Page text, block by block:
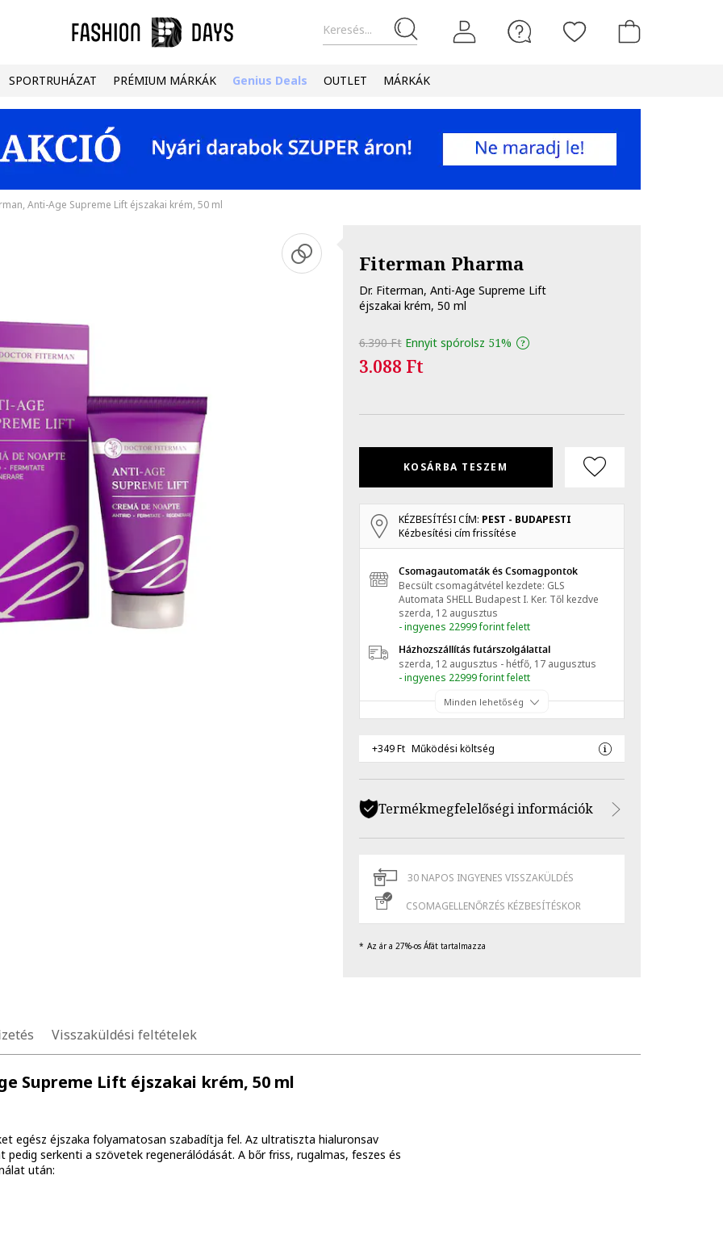
Keresés...
SPORTRUHÁZAT PRÉMIUM MÁRKÁK Genius Deals OUTLET MÁRKÁK
Anti-Age Supreme Lift éjszakai krém, 50 ml
Fiterman Pharma
Dr. Fiterman, Anti-Age Supreme Lift
éjszakai krém, 50 ml
6.390 Ft Ennyit spórolsz 51%
3.088 Ft
KOSÁRBA TESZEM
KÉZBESÍTÉSI CÍM: PEST - BUDAPESTI
Kézbesítési cím frissítése
Csomagautomaták és Csomagpontok
Becsült csomagátvétel kezdete: GLS
Automata SHELL Budapest I. Ker. Től kezdve
szerda, 12 augusztus
- ingyenes 22999 forint felett
Házhozszállítás futárszolgálattal
szerda, 12 augusztus - hétfő, 17 augusztus
- ingyenes 22999 forint felett
Minden lehetőség
+349 Ft Működési költség
Termékmegfelelőségi információk
30 NAPOS INGYENES VISSZAKÜLDÉS
CSOMAGELLENŐRZÉS KÉZBESÍTÉSKOR
Az ár a 27%-os Áfát tartalmazza
Visszaküldési feltételek
Supreme Lift éjszakai krém, 50 ml
egész éjszaka folyamatosan szabadítja fel. Az ultratiszta hialuronsav
serkenti a szövetek regenerálódását. A bőr friss, rugalmas, feszes és
után: